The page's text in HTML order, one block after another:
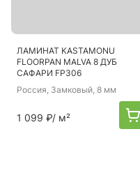
ЛАМИНАТ KASTAMONU
FLOORPAN MALVA 8 ДУБ
САФАРИ FP306
Россия, Замковый, 8 мм
1 099 ₽/ м²